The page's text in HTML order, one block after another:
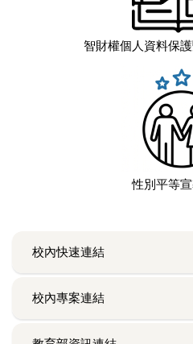
智財權個人資料保
性別平等
校內快速連結
校內專案連結